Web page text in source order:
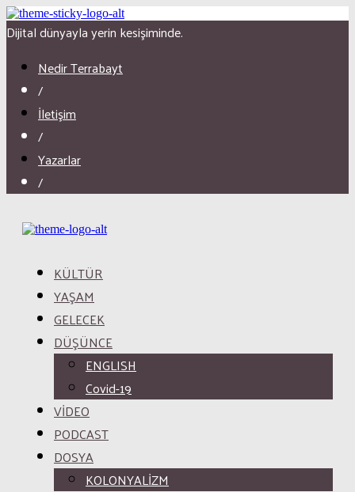
Dijital dünyayla yerin kesişiminde.
Nedir Terrabayt
/
İletişim
/
Yazarlar
/
KÜLTÜR
YAŞAM
GELECEK
DÜŞÜNCE
ENGLISH
Covid-19
VİDEO
PODCAST
DOSYA
KOLONYALİZM